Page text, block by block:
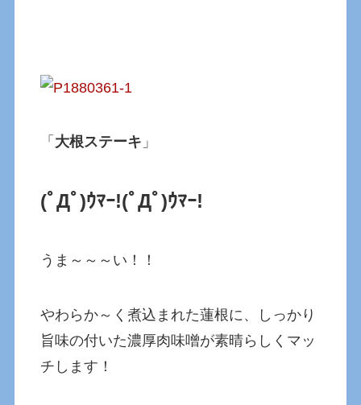
「 大根ステーキ 」
(ﾟДﾟ)ｳﾏｰ!(ﾟДﾟ)ｳﾏｰ!
うま～～～い！！
やわらか～く煮込まれた蓮根に、しっかり
旨味の付いた濃厚肉味噌が素晴らしくマッ
チします！